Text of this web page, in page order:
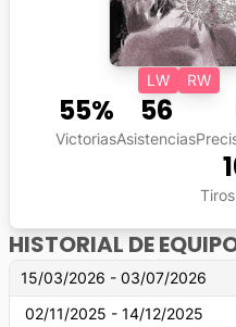
LW RW
55%
Victorias
56
Asistencias
HISTORIAL DE
15/03/2026 - 03/07/2026
02/11/2025 - 14/12/2025